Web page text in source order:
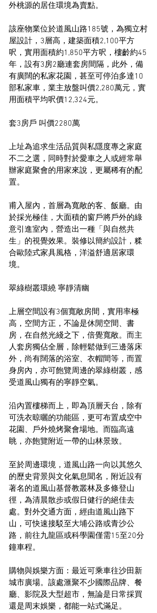
外桃源的居住環境為賣點。
該座物業位於道風山路185號，為獨立村
屋設計，3層高，建築面積2,100平方
呎，實用面積約1,850平方呎，樓齡約45
年，設有3房2廳連套房間隔，此外，備
有廣闊的私家花園，甚至可停泊多達10
部私家車，業主放盤叫價2,280萬元，實
用面積平均呎價12,324元。
套3房戶 叫價2280萬
上址為追求生活品質與私隱度專之家庭
不二之選，同時對於愛車之人或經常舉
辦家庭聚會的用家來說，更屬稀有的配
置。
甫入屋內，首層為寬敞的客、飯廳。由
於採光極佳，大面積的窗戶將戶外的綠
意引進室內，營造出一種「與自然共
生」的視覺效果。裝修以簡約設計，糅
合歐陸式家具風格，洋溢舒適居家環
境。
翠綠樹叢環繞 寧靜清幽
上層空間設有3個寬敞房間，實用率極
高，空間方正，不論是休閒空間、書
房，在自然光綫之下，倍覺寬敞。而主
人套房獨佔全層，除輕鬆做到三邊落床
外，尚有闊落的浴室、衣帽間等，而置
身房內，亦可飽覽周邊的翠綠樹叢，感
受道風山獨有的寧靜空氣。
沿內置樓梯而上，即為頂層天台，除有
可洗衣晾曬的功能區，更可布置成空中
花園、戶外燒烤聚會場地。而臨高遠
眺，亦飽覽附近一帶的山林景致。
至於周邊環境，道風山路一向以其悠久
的歷史背景與文化氣息聞名，附近設有
著名的道風山基督教叢林及多條登山
徑，為清晨散步或假日健行的絕佳去
處。對外交通方面，經由道風山路下
山，可快速接駁至大埔公路或青沙公
路，前往九龍區或科學園僅需15至20分
鐘車程。
購物與娛樂方面：最近可乘車往沙田新
城市廣場。該處滙聚不少國際品牌、餐
廳、影院及大型超市，無論是日常採買
還是周末娛樂，都能一站式滿足。